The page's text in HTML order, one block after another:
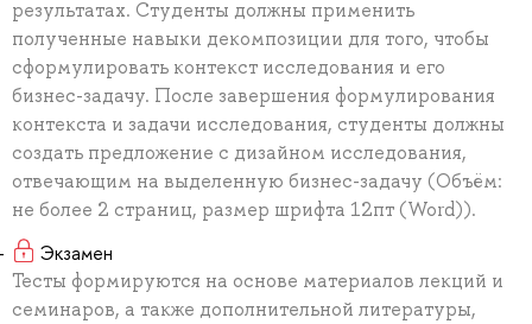
результатах. Студенты должны применить
полученные навыки декомпозиции для того, чтобы
сформулировать контекст исследования и его
бизнес-задачу. После завершения формулирования
контекста и задачи исследования, студенты должны
создать предложение с дизайном исследования,
отвечающим на выделенную бизнес-задачу (Объём:
не более 2 страниц, размер шрифта 12пт (Word)).
Экзамен
Тесты формируются на основе материалов лекций и
семинаров, а также дополнительной литературы,